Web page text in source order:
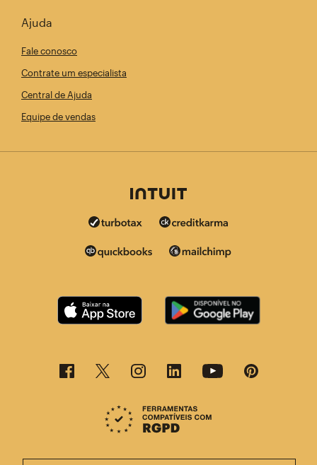
Ajuda
Fale conosco
Contrate um especialista
Central de Ajuda
Equipe de vendas